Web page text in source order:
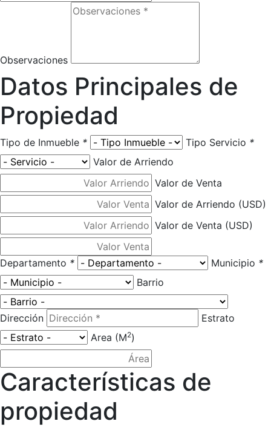
Observaciones
Datos Principales de
Propiedad
Tipo de Inmueble * Tipo Servicio *
Valor de Arriendo
Valor de Venta
Valor de Arriendo (USD)
Valor de Venta (USD)
Departamento * Municipio *
Barrio
Dirección
Estrato
Area (M2)
Características de
propiedad